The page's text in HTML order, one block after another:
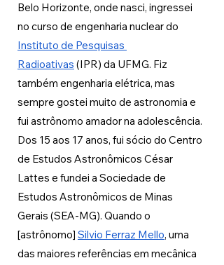
Belo Horizonte, onde nasci, ingressei
no curso de engenharia nuclear do
Instituto de Pesquisas
Radioativas (IPR) da UFMG. Fiz
também engenharia elétrica, mas
sempre gostei muito de astronomia e
fui astrônomo amador na adolescência.
Dos 15 aos 17 anos, fui sócio do Centro
de Estudos Astronômicos César
Lattes e fundei a Sociedade de
Estudos Astronômicos de Minas
Gerais (SEA-MG). Quando o
[astrônomo] Silvio Ferraz Mello, uma
das maiores referências em mecânica